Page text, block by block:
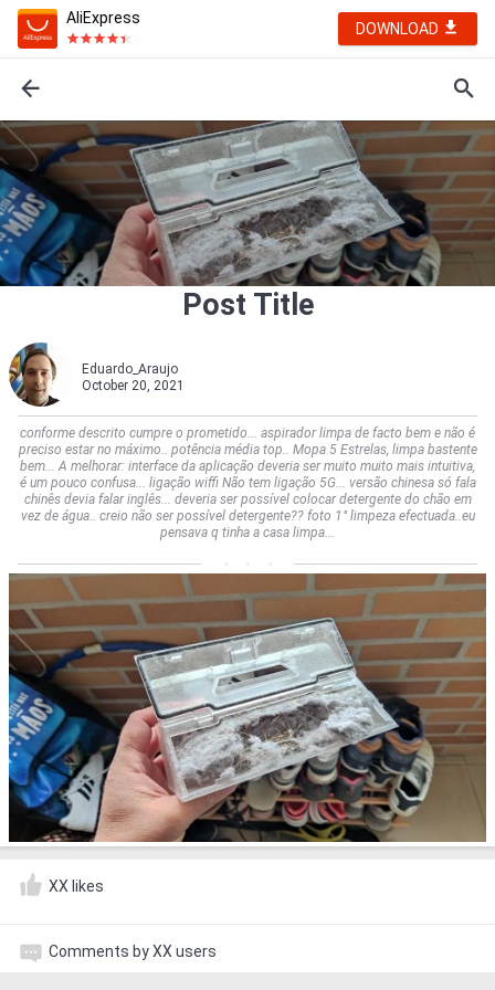
AliExpress
DOWNLOAD
Post Title
Eduardo_Araujo
October 20, 2021
conforme descrito cumpre o prometido... aspirador limpa de facto bem e não é
preciso estar no máximo.. potência média top.. Mopa 5 Estrelas, limpa bastente
bem... A melhorar: interface da aplicação deveria ser muito muito mais intuitiva,
é um pouco confusa... ligação wiffi Não tem ligação 5G... versão chinesa só fala
chinês devia falar inglês... deveria ser possível colocar detergente do chão em
vez de água.. creio não ser possível detergente?? foto 1° limpeza efectuada..eu
pensava q tinha a casa limpa...
XX likes
Comments by XX users